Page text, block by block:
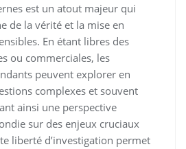
est un atout majeur qui
de la vérité et la mise en
En étant libres des
ou commerciales, les
peuvent explorer en
complexes et souvent
ainsi une perspective
sur des enjeux cruciaux
liberté d’investigation permet